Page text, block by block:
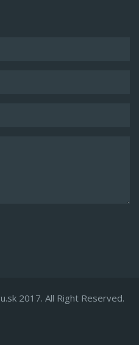
2017. All Right Reserved.